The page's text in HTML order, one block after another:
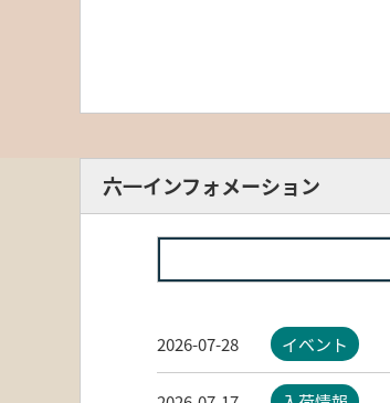
六一インフォメーション
2026-07-28 イベント